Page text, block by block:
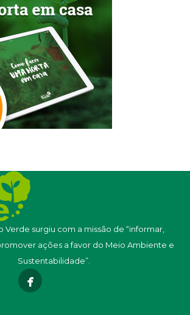
Verde surgiu com a missão de “informar,
ações a favor do Meio Ambiente e
Sustentabilidade”.